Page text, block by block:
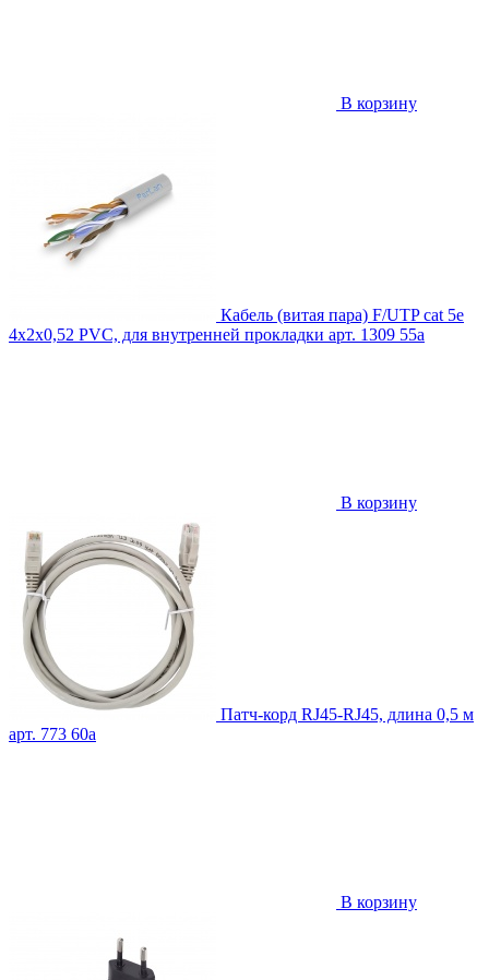
В корзину
Кабель (витая пара) F/UTP cat 5e
4х2х0,52 PVC, для внутренней прокладки арт. 1309 55a
В корзину
Патч-корд RJ45-RJ45, длина 0,5 м
арт. 773 60a
В корзину